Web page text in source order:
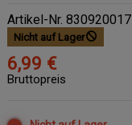
Artikel-Nr. 830920017
Nicht auf Lager
6,99 €
Bruttopreis